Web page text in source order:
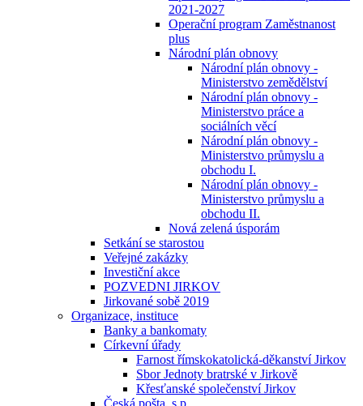
2021-2027
Operační program Zaměstnanost
plus
Národní plán obnovy
Národní plán obnovy -
Ministerstvo zemědělství
Národní plán obnovy -
Ministerstvo práce a
sociálních věcí
Národní plán obnovy -
Ministerstvo průmyslu a
obchodu I.
Národní plán obnovy -
Ministerstvo průmyslu a
obchodu II.
Nová zelená úsporám
Setkání se starostou
Veřejné zakázky
Investiční akce
POZVEDNI JIRKOV
Jirkované sobě 2019
Organizace, instituce
Banky a bankomaty
Církevní úřady
Farnost římskokatolická-děkanství Jirkov
Sbor Jednoty bratrské v Jirkově
Křesťanské společenství Jirkov
Česká pošta, s.p.